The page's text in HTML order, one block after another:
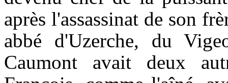
après l'assassinat de son
abbé d'Uzerche, du
Caumont avait deux